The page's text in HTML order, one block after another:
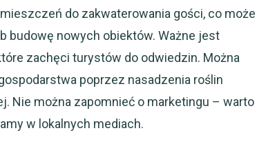
do zakwaterowania gości, co może
budowę nowych obiektów. Ważne jest
zachęci turystów do odwiedzin. Można
poprzez nasadzenia roślin
Nie można zapomnieć o marketingu – warto
w lokalnych mediach.